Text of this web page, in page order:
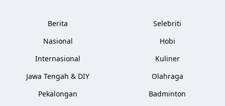
Berita
Nasional
Internasional
Jawa Tengah & DIY
Pekalongan
Selebriti
Hobi
Kuliner
Olahraga
Badminton